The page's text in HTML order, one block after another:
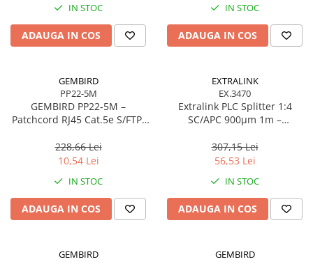
IN STOC
ADAUGA IN COS
IN STOC
ADAUGA IN COS
GEMBIRD
PP22-5M
GEMBIRD PP22‑5M –
Patchcord RJ45 Cat.5e S/FTP,
228,66 Lei
10,54 Lei
IN STOC
ADAUGA IN COS
EXTRALINK
EX.3470
Extralink PLC Splitter 1:4
SC/APC 900µm 1m –
307,15 Lei
56,53 Lei
IN STOC
ADAUGA IN COS
GEMBIRD
GEMBIRD